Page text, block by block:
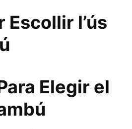
Escollir l’ús
Elegir el